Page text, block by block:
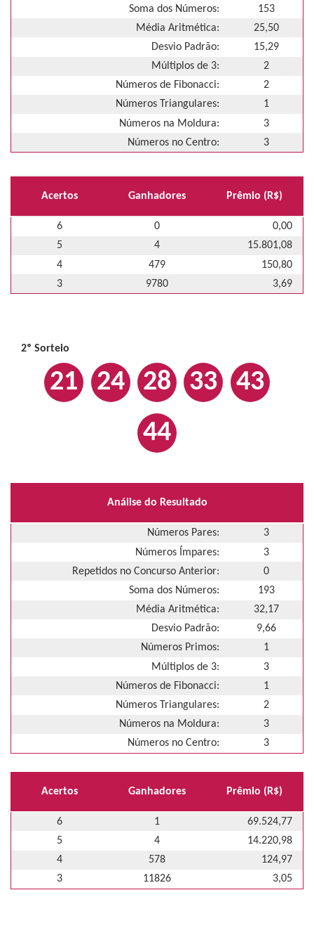
Soma dos Números:
153
Média Aritmética:
25,50
Desvio Padrão:
15,29
Múltiplos de 3:
2
Números de Fibonacci:
2
Números Triangulares:
1
Números na Moldura:
3
Números no Centro:
3
Acertos Ganhadores Prêmio (R$)
6 0
0,00
5
4
15.801,08
4
479
150,80
3
9780 3,69
2º Sorteio
21 24 28 33
43
44
Análise do Resultado
Números Pares:
3
Números Ímpares:
3
Repetidos no Concurso Anterior:
0
Soma dos Números:
193
Média Aritmética:
32,17
Desvio Padrão:
9,66
Números Primos:
1
Múltiplos de 3:
3
Números de Fibonacci:
1
Números Triangulares:
2
Números na Moldura:
3
Números no Centro:
3
Acertos Ganhadores Prêmio (R$)
6 1
69.524,77
5
4
14.220,98
4
578
124,97
3
11826 3,05